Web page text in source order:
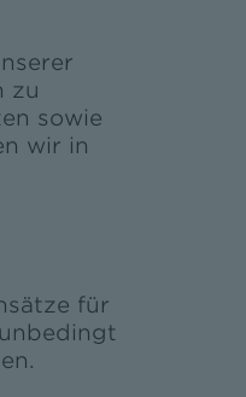
zu
sowie
wir in
für